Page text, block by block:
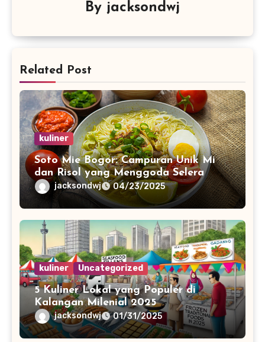
By jacksondwj
Related Post
kuliner
Soto Mie Bogor: Campuran Unik Mi
dan Risol yang Menggoda Selera
jacksondwj 04/23/2025
kuliner Uncategorized
5 Kuliner Lokal yang Populer di
Kalangan Milenial 2025
jacksondwj 01/31/2025